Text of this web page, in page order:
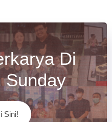
Di
Sunday
Sini!